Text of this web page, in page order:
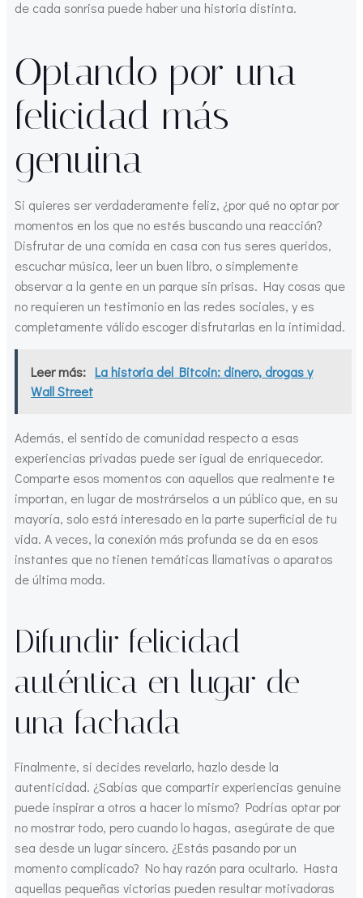
de cada sonrisa puede haber una historia distinta.
Optando por una
felicidad más
genuina
Si quieres ser verdaderamente feliz, ¿por qué no optar por
momentos en los que no estés buscando una reacción?
Disfrutar de una comida en casa con tus seres queridos,
escuchar música, leer un buen libro, o simplemente
observar a la gente en un parque sin prisas. Hay cosas que
no requieren un testimonio en las redes sociales, y es
completamente válido escoger disfrutarlas en la intimidad.
Leer más: La historia del Bitcoin: dinero, drogas y
Wall Street
Además, el sentido de comunidad respecto a esas
experiencias privadas puede ser igual de enriquecedor.
Comparte esos momentos con aquellos que realmente te
importan, en lugar de mostrárselos a un público que, en su
mayoría, solo está interesado en la parte superficial de tu
vida. A veces, la conexión más profunda se da en esos
instantes que no tienen temáticas llamativas o aparatos
de última moda.
Difundir felicidad
auténtica en lugar de
una fachada
Finalmente, si decides revelarlo, hazlo desde la
autenticidad. ¿Sabías que compartir experiencias genuine
puede inspirar a otros a hacer lo mismo? Podrías optar por
no mostrar todo, pero cuando lo hagas, asegúrate de que
sea desde un lugar sincero. ¿Estás pasando por un
momento complicado? No hay razón para ocultarlo. Hasta
aquellas pequeñas victorias pueden resultar motivadoras